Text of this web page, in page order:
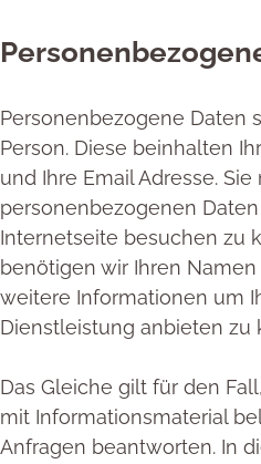
Personenbezogene Daten
Person. Diese beinhalten
und Ihre Email Adresse.
personenbezogenen
Internetseite besuchen zu
benötigen wir Ihren
weitere Informationen um
Dienstleistung anbieten zu
Das Gleiche gilt für den
mit Informationsmaterial
Anfragen beantworten. In